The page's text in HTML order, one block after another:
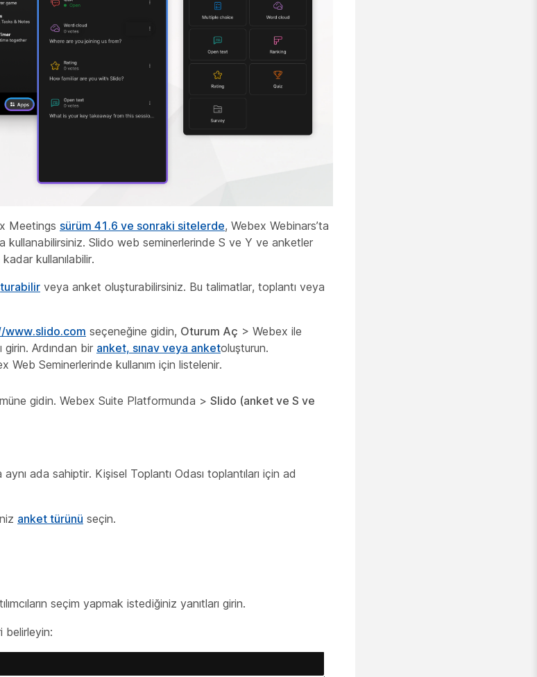
Meetings sürüm 41.6 ve sonraki sitelerde, Webex Webinars’ta
kullanabilirsiniz. Slido web seminerlerinde S ve Y ve anketler
kullanılabilir.
veya anket oluşturabilirsiniz. Bu talimatlar, toplantı veya
www.slido.com seçeneğine gidin, Oturum Aç > Webex ile
girin. Ardından bir anket, sınav veya anketoluşturun.
Web Seminerlerinde kullanım için listelenir.
gidin. Webex Suite Platformunda > Slido (anket ve S ve
ada sahiptir. Kişisel Toplantı Odası toplantıları için ad
anket türünü seçin.
seçim yapmak istediğiniz yanıtları girin.
belirleyin: